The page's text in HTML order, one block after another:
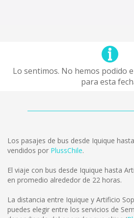
Lo sentimos. No hemos podido
para esta
Los pasajes de bus desde Iquique
vendidos por PlussChile.
El viaje con bus desde Iquique hasta
en promedio alrededor de 22 horas.
La distancia entre Iquique y Artificio
puedes elegir entre los servicios de